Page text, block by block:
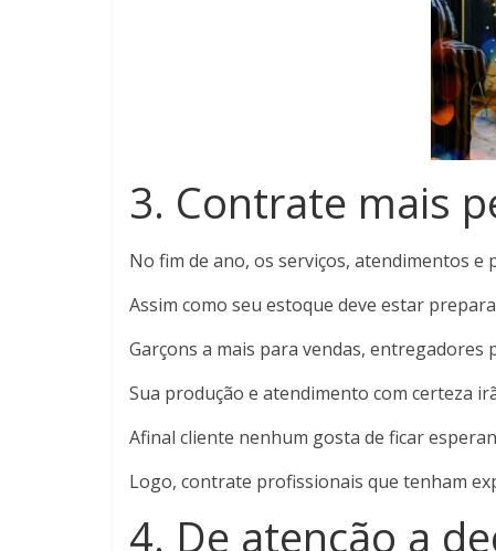
3. Contrate mais
No fim de ano, os serviços, atendimentos
Assim como seu estoque deve estar
Garçons a mais para vendas, entregadores
Sua produção e atendimento com certeza
Afinal cliente nenhum gosta de ficar
Logo, contrate profissionais que tenham
4. De atenção a